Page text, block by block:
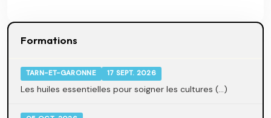
Formations
TARN-ET-GARONNE 17 SEPT. 2026
Les huiles essentielles pour soigner les cultures (...)